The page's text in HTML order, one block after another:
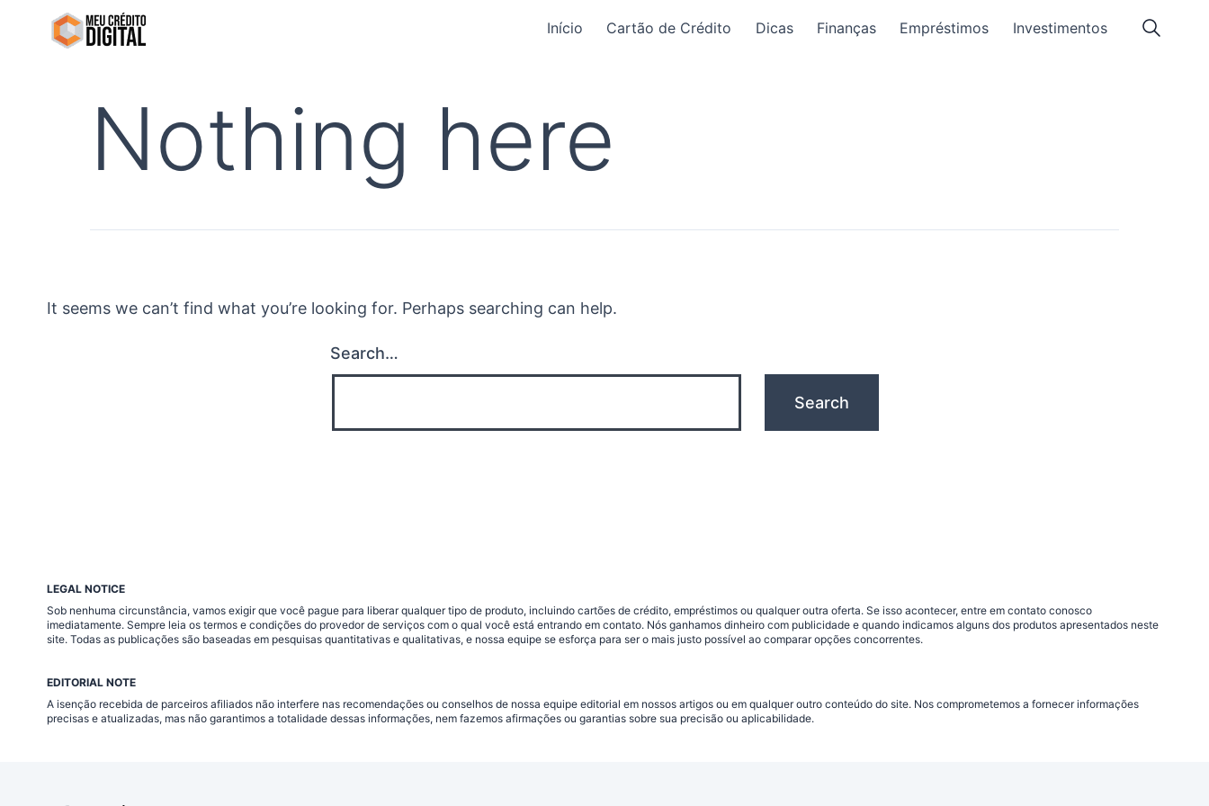
Início Cartão de Crédito Dicas Finanças Empréstimos Investimentos
Nothing here
It seems we can’t find what you’re looking for. Perhaps searching can help.
Search…
LEGAL NOTICE
Sob nenhuma circunstância, vamos exigir que você pague para liberar qualquer tipo de produto, incluindo cartões de crédito, empréstimos ou qualquer outra oferta. Se isso acontecer, entre em contato conosco
imediatamente. Sempre leia os termos e condições do provedor de serviços com o qual você está entrando em contato. Nós ganhamos dinheiro com publicidade e quando indicamos alguns dos produtos apresentados neste
site. Todas as publicações são baseadas em pesquisas quantitativas e qualitativas, e nossa equipe se esforça para ser o mais justo possível ao comparar opções concorrentes.
EDITORIAL NOTE
A isenção recebida de parceiros afiliados não interfere nas recomendações ou conselhos de nossa equipe editorial em nossos artigos ou em qualquer outro conteúdo do site. Nos comprometemos a fornecer informações
precisas e atualizadas, mas não garantimos a totalidade dessas informações, nem fazemos afirmações ou garantias sobre sua precisão ou aplicabilidade.